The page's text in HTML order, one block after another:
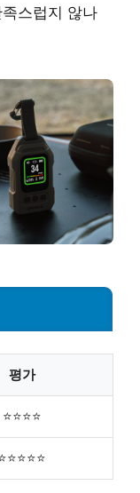
스럽지 않나
평가
⭐⭐⭐⭐